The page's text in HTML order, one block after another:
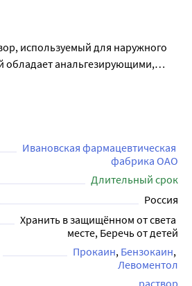
используемый для наружного
обладает анальгезирующими,
которые помогают
снять мышечное
воспаление. Препарат
мелких травм, синяков,
болей, а также при лечении
суставов. Раствор представлен
мл, удобном для домашнего
Ивановская фармацевтическая
фабрика ОАО
Длительный срок
Россия
Хранить в защищённом от света
месте, Беречь от детей
Прокаин Бензокаин
Левоментол
раствор